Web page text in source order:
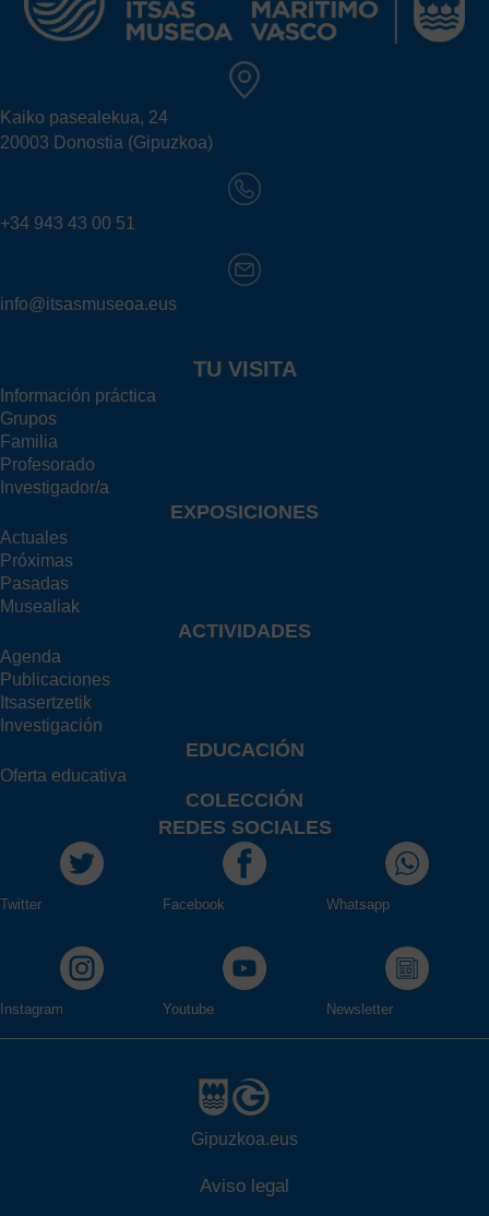
Kaiko pasealekua, 24
20003 Donostia (Gipuzkoa)
+34 943 43 00 51
info@itsasmuseoa.eus
TU VISITA
Información práctica
Grupos
Familia
Profesorado
Investigador/a
EXPOSICIONES
Actuales
Próximas
Pasadas
Musealiak
ACTIVIDADES
Agenda
Publicaciones
Itsasertzetik
Investigación
EDUCACIÓN
Oferta educativa
COLECCIÓN
REDES SOCIALES
Twitter Facebook Whatsapp
Instagram Youtube Newsletter
Gipuzkoa.eus
Aviso legal